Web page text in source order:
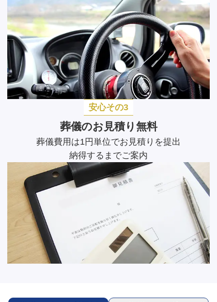
安心その3
葬儀のお見積り無料
葬儀費用は1円単位でお見積りを提出
納得するまでご案内